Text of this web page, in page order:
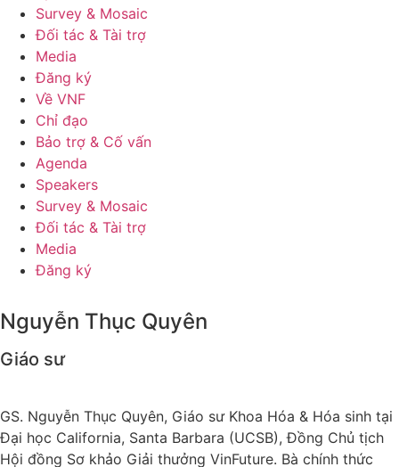
Survey & Mosaic
Đối tác & Tài trợ
Media
Đăng ký
Về VNF
Chỉ đạo
Bảo trợ & Cố vấn
Agenda
Speakers
Survey & Mosaic
Đối tác & Tài trợ
Media
Đăng ký
Nguyễn Thục Quyên
Giáo sư
GS. Nguyễn Thục Quyên, Giáo sư Khoa Hóa & Hóa sinh tại
Đại học California, Santa Barbara (UCSB), Đồng Chủ tịch
Hội đồng Sơ khảo Giải thưởng VinFuture. Bà chính thức